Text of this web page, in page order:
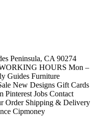
Peninsula, CA 90274
HOURS Mon –
Guides Furniture
New Designs Gift Cards
Jobs Contact
Order Shipping & Delivery
Cipmoney